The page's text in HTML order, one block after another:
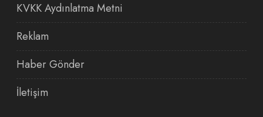
KVKK Aydınlatma Metni
Reklam
Haber Gönder
İletişim